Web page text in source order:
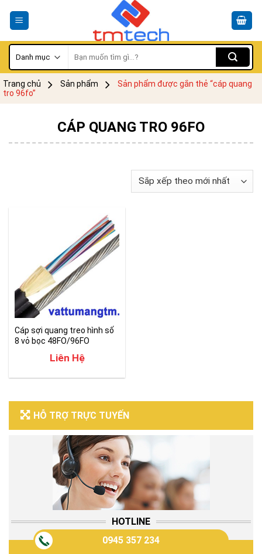
kiếm:
Trang chủ Sản phẩm
Sản phẩm được gắn thẻ “cáp quang
tro 96fo”
HỖ TRỢ TRỰC TUYẾN
HOTLINE
0945 357 234
CÁP QUANG TRO 96FO
Cáp sợi quang treo hình số
8 vỏ bọc 48FO/96FO
Liên Hệ